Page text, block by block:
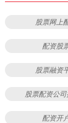
股票网上
配资股
股票融资
股票配资公
配资开